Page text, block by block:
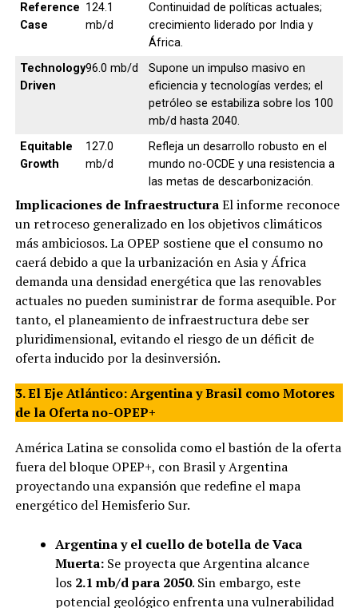
Reference
Case
124.1
mb/d
Continuidad de políticas actuales;
crecimiento liderado por India y
África.
Technology
Driven
96.0 mb/d
Supone un impulso masivo en
eficiencia y tecnologías verdes; el
petróleo se estabiliza sobre los 100
mb/d hasta 2040.
Equitable
Growth
127.0
mb/d
Refleja un desarrollo robusto en el
mundo no-OCDE y una resistencia a
las metas de descarbonización.
Implicaciones de InfraestructuraEl informe reconoce
un retroceso generalizado en los objetivos climáticos
más ambiciosos. La OPEP sostiene que el consumo no
caerá debido a que la urbanización en Asia y África
demanda una densidad energética que las renovables
actuales no pueden suministrar de forma asequible. Por
tanto, el planeamiento de infraestructura debe ser
pluridimensional, evitando el riesgo de un déficit de
oferta inducido por la desinversión.
3. El Eje Atlántico: Argentina y Brasil como Motores
de la Oferta no-OPEP+
América Latina se consolida como el bastión de la oferta
fuera del bloque OPEP+, con Brasil y Argentina
proyectando una expansión que redefine el mapa
energético del Hemisferio Sur.
Argentina y el cuello de botella de Vaca
Muerta:Se proyecta que Argentina alcance
los 2.1 mb/d para 2050. Sin embargo, este
potencial geológico enfrenta una vulnerabilidad